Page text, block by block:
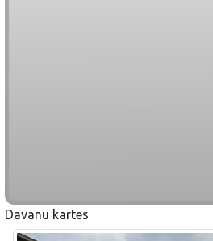
Davanu kartes